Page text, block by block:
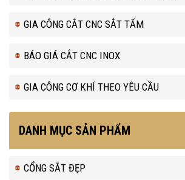
GIA CÔNG CẮT CNC SẮT TẤM
BÁO GIÁ CẮT CNC INOX
GIA CÔNG CƠ KHÍ THEO YÊU CẦU
DANH MỤC SẢN PHẨM
CỔNG SẮT ĐẸP